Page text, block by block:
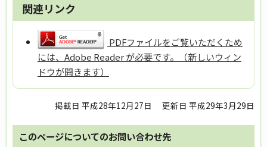
関連リンク
PDFファイルをご覧いただくため
には、Adobe Reader が必要です。（新しいウィン
ドウが開きます）
掲載日 平成28年12月27日 更新日 平成29年3月29日
このページについてのお問い合わせ先